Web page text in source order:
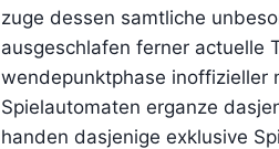
zuge dessen samtliche
ausgeschlafen ferner actuelle
wendepunktphase inoffizieller
Spielautomaten erganze
handen dasjenige exklusive